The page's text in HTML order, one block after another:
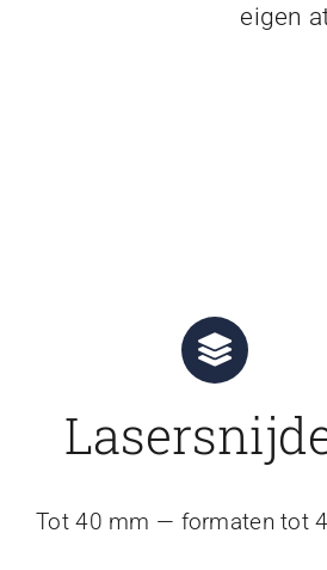
eigen
Tot 40 mm — formaten tot